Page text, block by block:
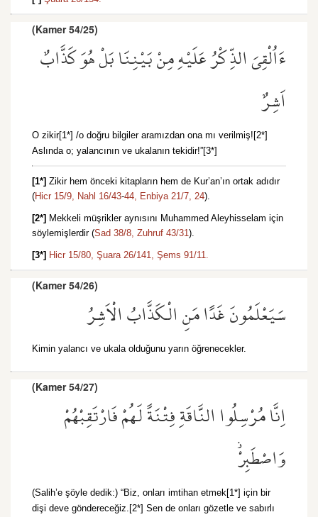
(Kamer 54/25)
ءَاُلْقِيَ الذِّكْرُ عَلَيْهِ مِنْ بَيْنِنَا بَلْ هُوَ كَذَّابٌ
اَشِرٌ
O zikir[1*] /o doğru bilgiler aramızdan ona mı verilmiş![2*]
Aslında o; yalancının ve ukalanın tekidir!”[3*]
[1*] Zikir hem önceki kitapların hem de Kur’an’ın ortak adıdır
(Hicr 15/9, Nahl 16/43-44, Enbiya 21/7, 24).
[2*] Mekkeli müşrikler aynısını Muhammed Aleyhisselam için
söylemişlerdir (Sad 38/8, Zuhruf 43/31).
[3*] Hicr 15/80, Şuara 26/141, Şems 91/11.
(Kamer 54/26)
سَيَعْلَمُونَ غَدًا مَنِ الْكَذَّابُ الْاَشِرُ
Kimin yalancı ve ukala olduğunu yarın öğrenecekler.
(Kamer 54/27)
اِنَّا مُرْسِلُوا النَّاقَةِ فِتْنَةً لَهُمْ فَارْتَقِبْهُمْ
وَاصْطَبِرْۘ
(Salih’e şöyle dedik:) “Biz, onları imtihan etmek[1*] için bir
dişi deve göndereceğiz.[2*] Sen de onları gözetle ve sabırlı